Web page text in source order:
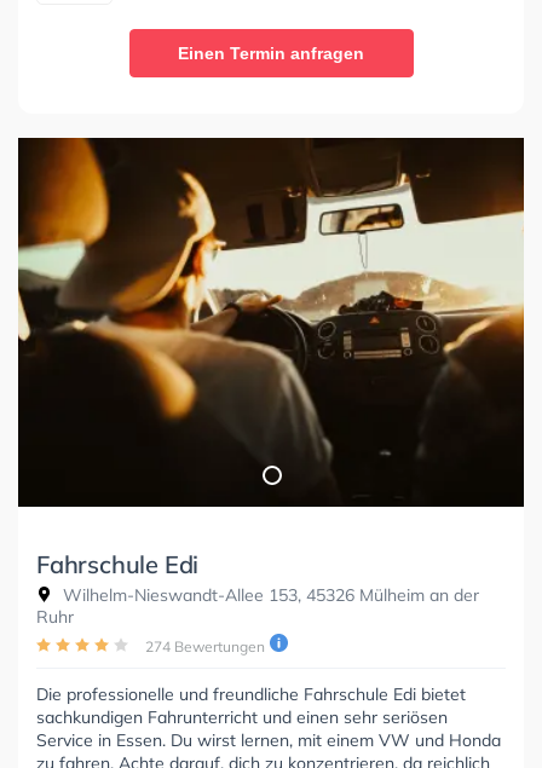
Einen Termin anfragen
Fahrschule Edi
Wilhelm-Nieswandt-Allee 153, 45326 Mülheim an der
Ruhr
274 Bewertungen
Die professionelle und freundliche Fahrschule Edi bietet
sachkundigen Fahrunterricht und einen sehr seriösen
Service in Essen. Du wirst lernen, mit einem VW und Honda
zu fahren. Achte darauf, dich zu konzentrieren, da reichlich